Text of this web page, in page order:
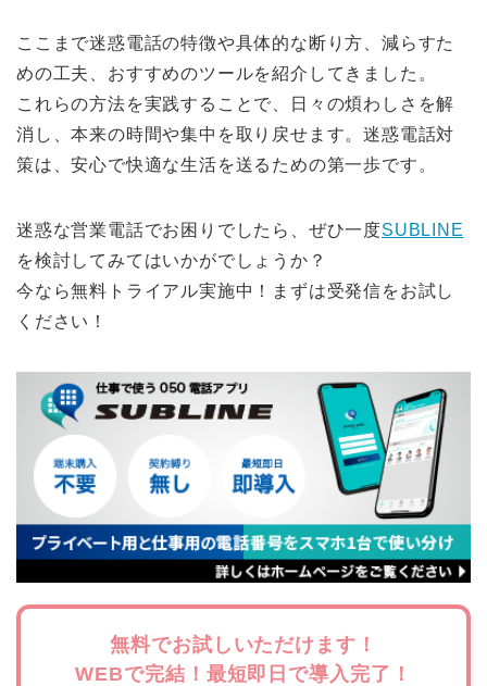
ここまで迷惑電話の特徴や具体的な断り方、減らすた
めの工夫、おすすめのツールを紹介してきました。
これらの方法を実践することで、日々の煩わしさを解
消し、本来の時間や集中を取り戻せます。迷惑電話対
策は、安心で快適な生活を送るための第一歩です。
迷惑な営業電話でお困りでしたら、ぜひ一度SUBLINE
を検討してみてはいかがでしょうか？
今なら無料トライアル実施中！まずは受発信をお試し
ください！
無料でお試しいただけます！
WEBで完結！最短即日で導入完了！